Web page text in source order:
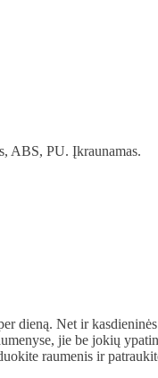
ABS, PU. Įkraunamas.
dieną. Net ir
jie be jokių
raumenis ir